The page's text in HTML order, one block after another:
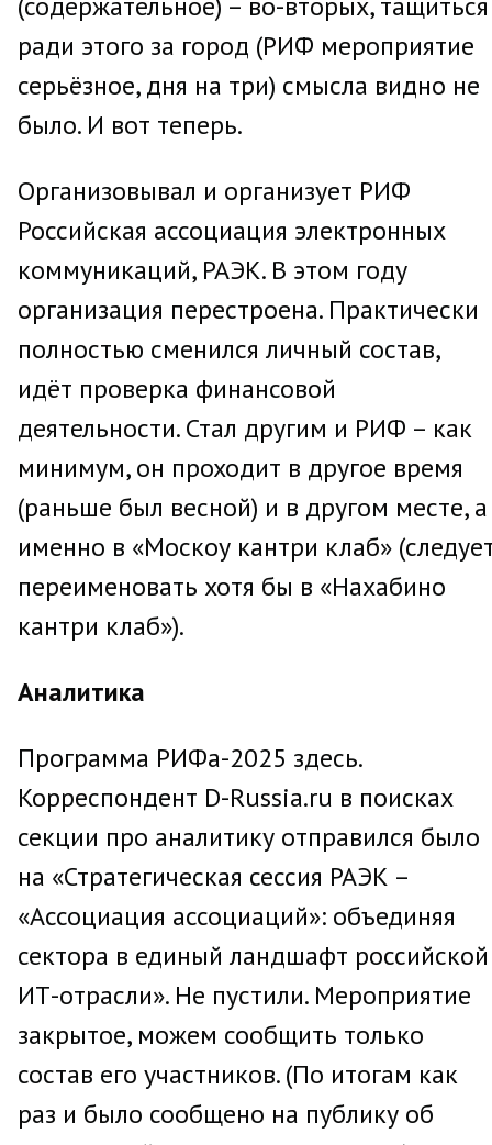
ради этого за город (РИФ мероприятие
серьёзное, дня на три) смысла видно не
было. И вот теперь.
Организовывал и организует РИФ
Российская ассоциация электронных
коммуникаций, РАЭК. В этом году
организация перестроена. Практически
полностью сменился личный состав,
идёт проверка финансовой
деятельности. Стал другим и РИФ – как
минимум, он проходит в другое время
(раньше был весной) и в другом месте, а
именно в «Москоу кантри клаб»
переименовать хотя бы в «Нахабино
кантри клаб»).
Аналитика
Программа РИФа-2025 здесь.
Корреспондент D-Russia.ru в поисках
секции про аналитику отправился было
на «Стратегическая сессия РАЭК –
«Ассоциация ассоциаций»: объединяя
сектора в единый ландшафт российской
ИТ-отрасли». Не пустили. Мероприятие
закрытое, можем сообщить только
состав его участников. (По итогам как
раз и было сообщено на публику об